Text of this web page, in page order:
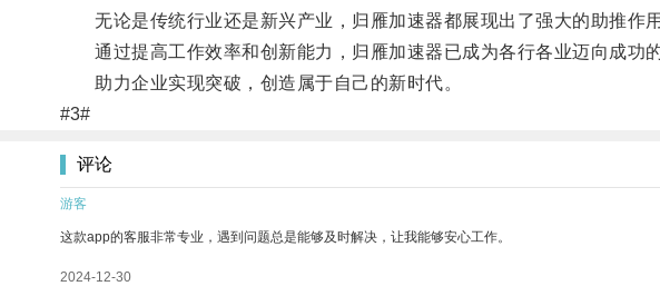
无论是传统行业还是新兴产业，归雁加速器都展现出了强大的助推作用
通过提高工作效率和创新能力，归雁加速器已成为各行各业迈向成功的
助力企业实现突破，创造属于自己的新时代。
#3#
评论
游客
这款app的客服非常专业，遇到问题总是能够及时解决，让我能够安心工作。
2024-12-30